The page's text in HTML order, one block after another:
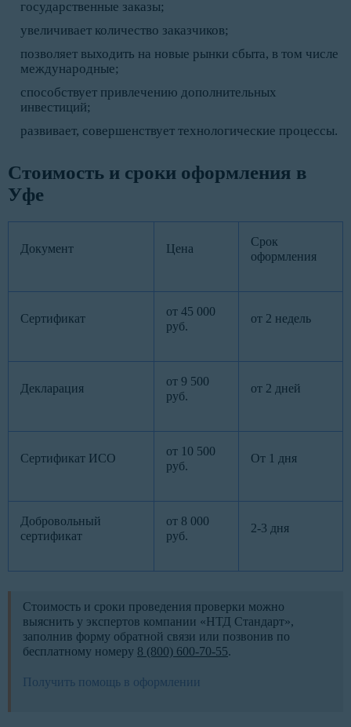
государственные заказы;
увеличивает количество заказчиков;
позволяет выходить на новые рынки сбыта, в том числе
международные;
способствует привлечению дополнительных
инвестиций;
развивает, совершенствует технологические процессы.
Стоимость и сроки оформления в
Уфе
Документ Цена
Срок
оформления
Сертификат
от 45 000
руб.
от 2 недель
Декларация
от 9 500
руб.
от 2 дней
Сертификат ИСО
от 10 500
руб.
От 1 дня
Добровольный
сертификат
от 8 000
руб.
2-3 дня
Стоимость и сроки проведения проверки можно
выяснить у экспертов компании «НТД Стандарт»,
заполнив форму обратной связи или позвонив по
бесплатному номеру 8 (800) 600-70-55.
Получить помощь в оформлении